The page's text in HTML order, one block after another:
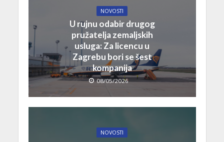
NOVOSTI
U rujnu odabir drugog
pružatelja zemaljskih
usluga: Za licencu u
Zagrebu bori se šest
kompanija
08/05/2026
NOVOSTI